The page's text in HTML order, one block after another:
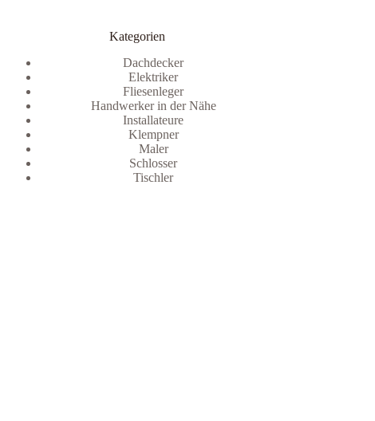
Kategorien
Dachdecker
Elektriker
Fliesenleger
Handwerker in der Nähe
Installateure
Klempner
Maler
Schlosser
Tischler